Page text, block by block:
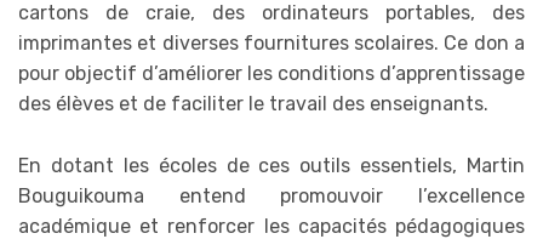
cartons de craie, des ordinateurs portables, des
imprimantes et diverses fournitures scolaires. Ce don a
pour objectif d’améliorer les conditions d’apprentissage
des élèves et de faciliter le travail des enseignants.
En dotant les écoles de ces outils essentiels, Martin
Bouguikouma entend promouvoir l’excellence
académique et renforcer les capacités pédagogiques